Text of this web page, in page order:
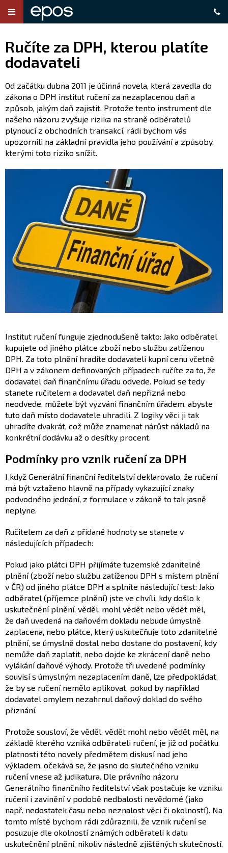
Ručíte za DPH, kterou platíte
dodavateli
Od začátku dubna 2011 je účinná novela, která zavedla do
zákona o DPH institut ručení za nezaplacenou daň a
způsob, jakým daň zajistit. Protože tento instrument dle
našeho názoru zvyšuje rizika na straně odběratelů
plynoucí z obchodních transakcí, rádi bychom vás
upozornili na základní pravidla jeho používání a způsoby,
kterými toto riziko snížit.
Institut ručení funguje zjednodušeně takto: Jako odběratel
kupujete od jiného plátce zboží nebo službu zatíženou
DPH. Za toto plnění hradíte dodavateli kupní cenu včetně
DPH a v zákonem definovaných případech ručíte za to, že
dodavatel daň finančnímu úřadu odvede. Pokud se tedy
stanete ručitelem a dodavatel daň nepřizná nebo
neodvede, můžete být vyzváni finančním úřadem, abyste
tuto daň místo dodavatele uhradili. Z logiky věci ji tak
uhradíte dvakrát, což může znamenat nárůst nákladů na
konkrétní dodávku až o desítky procent.
Podmínky pro vznik ručení za DPH
I když Generální finanční ředitelství deklarovalo, že ručení
má být vztaženo hlavně na případy vykazující znaky
podvodného jednání, z formulace v zákoně to tak jasně
neplyne.
Ručitelem za daň z přidané hodnoty se stanete v
následujících případech:
Pokud jako plátci DPH přijímáte tuzemské zdanitelné
plnění (zboží nebo službu zatíženou DPH s místem plnění
v ČR) od jiného plátce DPH a splníte následující test: Jako
odběratel (příjemce plnění) jste ve chvíli, kdy došlo k
uskutečnění plnění, věděl, mohl vědět nebo vědět měl,
že daň uvedená na daňovém dokladu nebude úmyslně
zaplacena, nebo plátce, který uskutečňuje toto zdanitelné
plnění, se úmyslně dostal nebo dostane do postavení, kdy
nemůže daň zaplatit, nebo dojde ke zkrácení daně nebo
vylákání daňové výhody. Protože tři uvedené podmínky
souvisí s úmyslným nezaplacením daně, lze předpokládat,
že by se ručení nemělo aplikovat, pokud by například
dodavatel omylem nezahrnul daňový doklad do svého
přiznání.
Protože sousloví, že věděl, vědět mohl nebo vědět měl, na
základě kterého vzniká odběrateli ručení, je již od počátku
platnosti této novely předmětem diskusí nad jeho
výkladem, očekává se, že jasno do skutečného vzniku
ručení vnese až judikatura. Dle právního názoru
Generálního finančního ředitelství však postačuje ke vzniku
ručení i zavinění v podobě nedbalosti nevědomé (jako
např. nedostatek času nebo neznalost věci či okolností). Na
tomto místě bychom rádi zdůraznili, že vznik ručení se
posuzuje dle okolností známých odběrateli k datu
uskutečnění plnění, nikoliv následně zjištěných skutečností.